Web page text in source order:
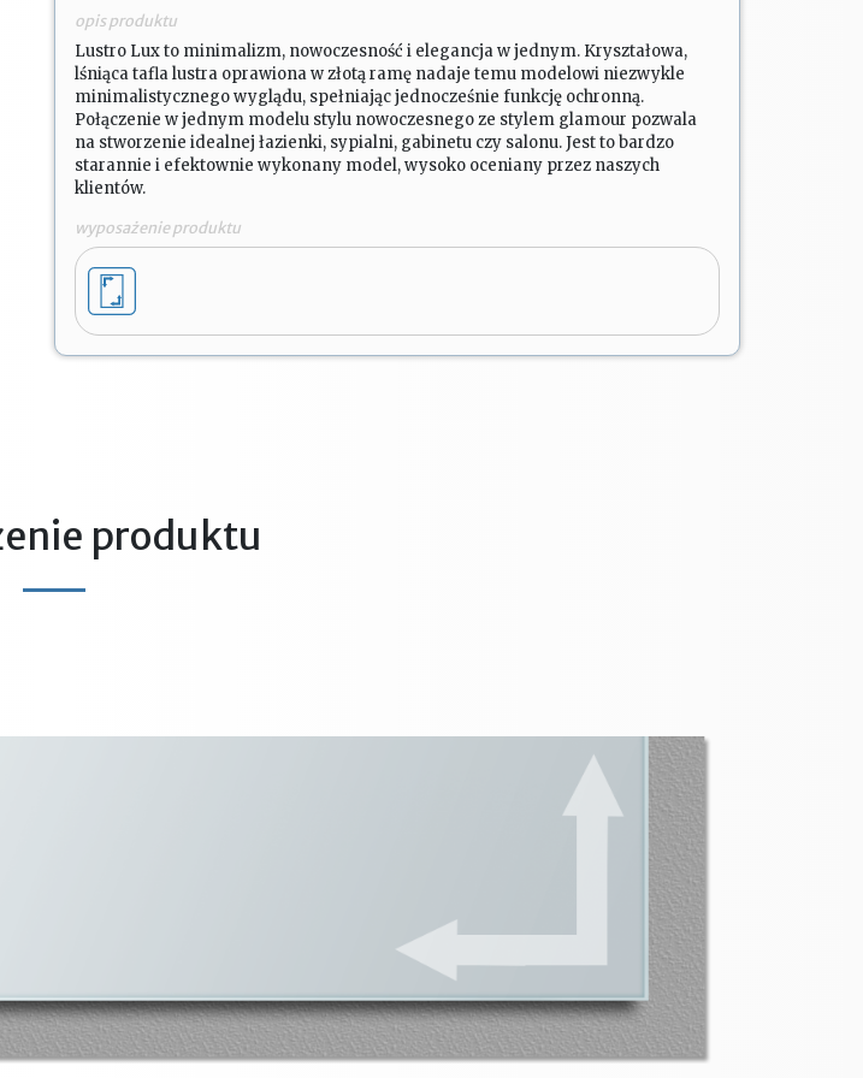
opis produktu
Lustro Lux to minimalizm, nowoczesność i elegancja w jednym. Kryształowa,
lśniąca tafla lustra oprawiona w złotą ramę nadaje temu modelowi niezwykle
minimalistycznego wyglądu, spełniając jednocześnie funkcję ochronną.
Połączenie w jednym modelu stylu nowoczesnego ze stylem glamour pozwala
na stworzenie idealnej łazienki, sypialni, gabinetu czy salonu. Jest to bardzo
starannie i efektownie wykonany model, wysoko oceniany przez naszych
klientów.
wyposażenie produktu
produktu